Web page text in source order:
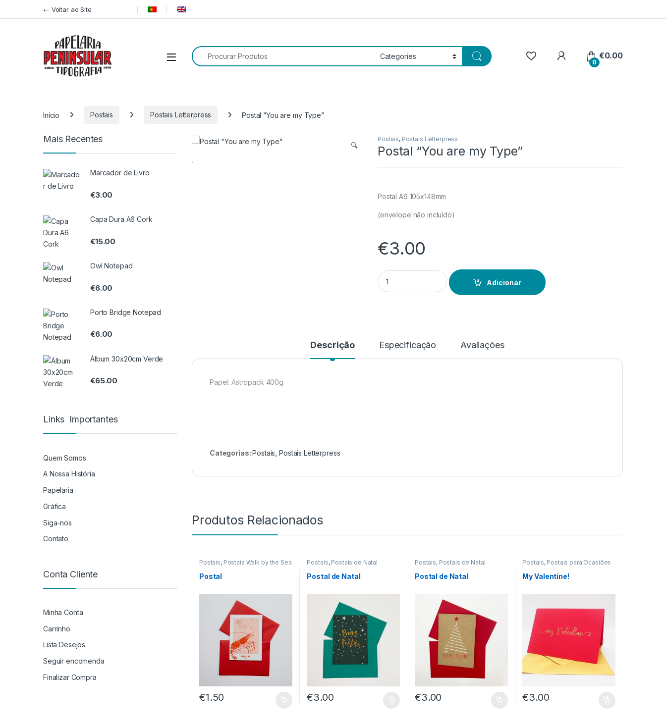
← Voltar ao Site
Procurar por:
0
€0.00
Início Postais Postais Letterpress Postal “You are my Type”
🔍
Postais, Postais Letterpress
Postal “You are my Type”
Postal A6 105x148mm
(envelope não incluído)
€3.00
Quantidade de Postal "You are my Type"
Adicionar
Descrição Especificação Avaliações
Papel: Astropack 400g
Categorias:Postais ,Postais Letterpress
Produtos Relacionados
Postais, Postais Walk by the Sea
Postal
€1.50
Postais, Postais de Natal
Postal de Natal
€3.00
Postais, Postais de Natal
Postal de Natal
€3.00
Postais, Postais para Ocasiões
My Valentine!
€3.00
Mais Recentes
Marcador de Livro
€3.00
Capa Dura A6 Cork
€15.00
Owl Notepad
€6.00
Porto Bridge Notepad
€6.00
Álbum 30x20cm Verde
€65.00
Links Importantes
Quem Somos
A Nossa História
Papelaria
Gráfica
Siga-nos
Contato
Conta Cliente
Minha Conta
Carrinho
Lista Desejos
Seguir encomenda
Finalizar Compra